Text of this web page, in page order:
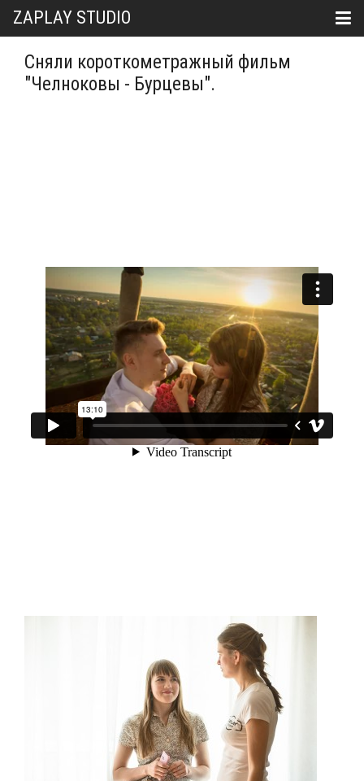
ZAPLAY STUDIO
Сняли короткометражный фильм
"Челноковы - Бурцевы".